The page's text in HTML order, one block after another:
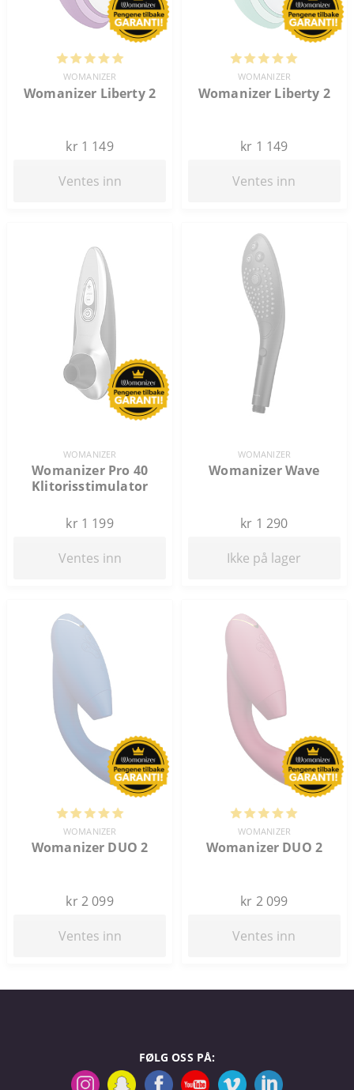
WOMANIZER
Womanizer Liberty 2
kr 1 149
Ventes inn
WOMANIZER
Womanizer Liberty 2
kr 1 149
Ventes inn
WOMANIZER
Womanizer Pro 40
Klitorisstimulator
kr 1 199
Ventes inn
WOMANIZER
Womanizer Wave
kr 1 290
Ikke på lager
WOMANIZER
Womanizer DUO 2
kr 2 099
Ventes inn
WOMANIZER
Womanizer DUO 2
kr 2 099
Ventes inn
FØLG OSS PÅ: